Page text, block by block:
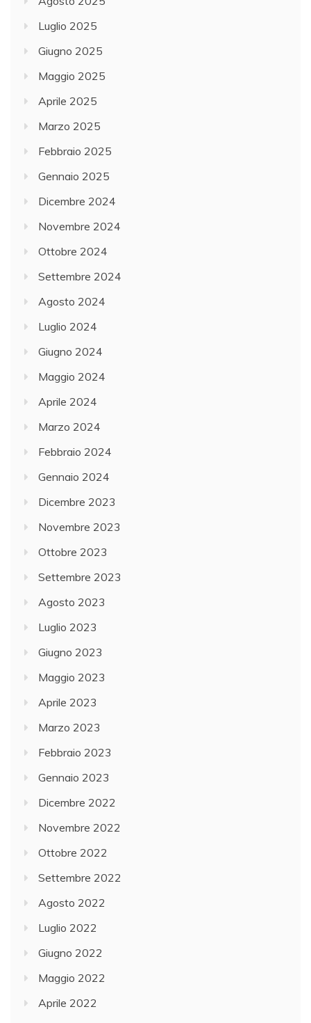
Luglio 2025
Giugno 2025
Maggio 2025
Aprile 2025
Marzo 2025
Febbraio 2025
Gennaio 2025
Dicembre 2024
Novembre 2024
Ottobre 2024
Settembre 2024
Agosto 2024
Luglio 2024
Giugno 2024
Maggio 2024
Aprile 2024
Marzo 2024
Febbraio 2024
Gennaio 2024
Dicembre 2023
Novembre 2023
Ottobre 2023
Settembre 2023
Agosto 2023
Luglio 2023
Giugno 2023
Maggio 2023
Aprile 2023
Marzo 2023
Febbraio 2023
Gennaio 2023
Dicembre 2022
Novembre 2022
Ottobre 2022
Settembre 2022
Agosto 2022
Luglio 2022
Giugno 2022
Maggio 2022
Aprile 2022